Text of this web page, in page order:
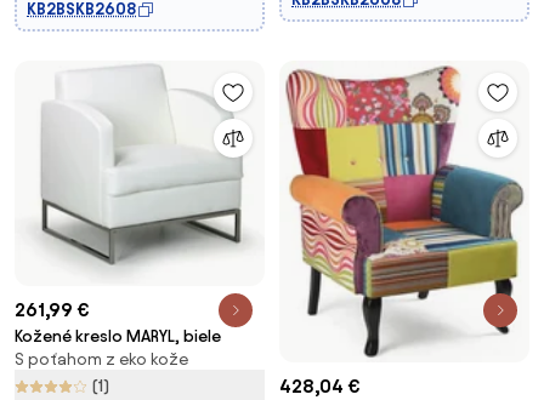
KB2BSKB2608
261,99 €
Kožené kreslo MARYL, biele
S poťahom z eko kože
(1)
428,04 €